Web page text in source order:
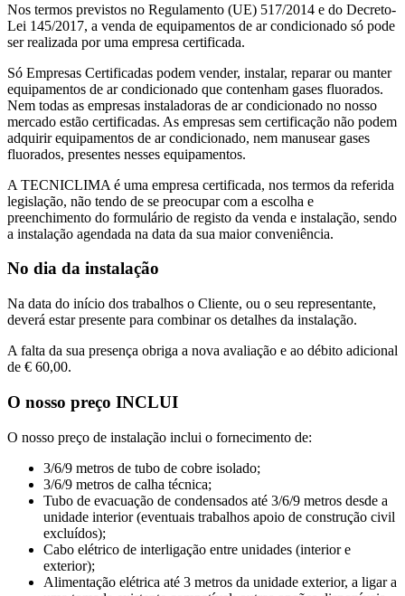
Nos termos previstos no Regulamento (UE) 517/2014 e do Decreto-
Lei 145/2017, a venda de equipamentos de ar condicionado só pode
ser realizada por uma empresa certificada.
Só Empresas Certificadas podem vender, instalar, reparar ou manter
equipamentos de ar condicionado que contenham gases fluorados.
Nem todas as empresas instaladoras de ar condicionado no nosso
mercado estão certificadas. As empresas sem certificação não podem
adquirir equipamentos de ar condicionado, nem manusear gases
fluorados, presentes nesses equipamentos.
A TECNICLIMA é uma empresa certificada, nos termos da referida
legislação, não tendo de se preocupar com a escolha e
preenchimento do formulário de registo da venda e instalação, sendo
a instalação agendada na data da sua maior conveniência.
No dia da instalação
Na data do início dos trabalhos o Cliente, ou o seu representante,
deverá estar presente para combinar os detalhes da instalação.
A falta da sua presença obriga a nova avaliação e ao débito adicional
de € 60,00.
O nosso preço INCLUI
O nosso preço de instalação inclui o fornecimento de:
3/6/9 metros de tubo de cobre isolado;
3/6/9 metros de calha técnica;
Tubo de evacuação de condensados até 3/6/9 metros desde a
unidade interior (eventuais trabalhos apoio de construção civil
excluídos);
Cabo elétrico de interligação entre unidades (interior e
exterior);
Alimentação elétrica até 3 metros da unidade exterior, a ligar a